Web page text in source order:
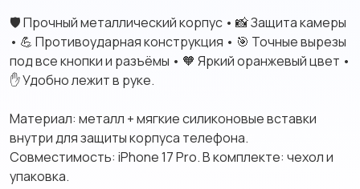
🛡️ Прочный металлический корпус • 📸 Защита камеры
• 💪 Противоударная конструкция • 🎯 Точные вырезы
под все кнопки и разъёмы • 🧡 Яркий оранжевый цвет •
✋ Удобно лежит в руке.
Материал: металл + мягкие силиконовые вставки
внутри для защиты корпуса телефона.
Совместимость: iPhone 17 Pro. В комплекте: чехол и
упаковка.